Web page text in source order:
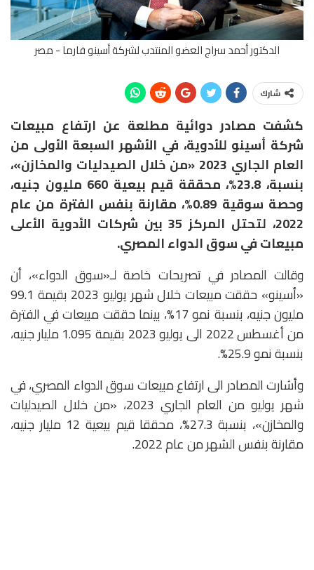
الدكتور أحمد سراج العضو المنتدب لشركة أسينو فارما - مصر
شارك
كشفت مصادر دوائية مطلعة عن ارتفاع مبيعات
شركة أسينو للأدوية، في الأشهر السبعة الأولى من
العام الجاري 2023 «من خلال الصيدليات والمخازن»،
بنسبة، 23.8%، محققة قيم بيعية 660 مليون جنيه،
وحصة سوقية 0.89%، مقارنة بنفس الفترة من عام
2022، لتحتل المركز 35 بين شركات الأدوية الأعلى
مبيعات في سوق الدواء المصري.
وقالت المصادر في تصريحات خاصة لـ«سوق الدواء»، أن
«أسينو» حققت مبيعات خلال شهر يوليو 2023 بقيمة 99.1
مليون جنيه، بنسبة نمو 17%، بينما حققت مبيعات في الفترة
من أغسطس 2022 الى يوليو 2023 بقيمة 1.095 مليار جنيه،
بنسبة نمو 25.9%.
وأشارت المصادر الى ارتفاع مبيعات سوق الدواء المصري، في
شهر يوليو من العام الجاري 2023، «من خلال الصيدليات
والمخازن»، بنسبة 27.3%، محققا قيم بيعية 12 مليار جنيه،
مقارنة بنفس الشهر من عام 2022.